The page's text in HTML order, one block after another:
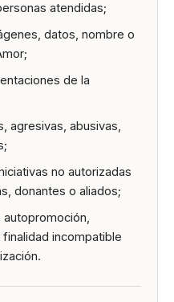
atendidas;
datos, nombre o
de la
agresivas, abusivas,
no autorizadas
donantes o aliados;
autopromoción,
incompatible